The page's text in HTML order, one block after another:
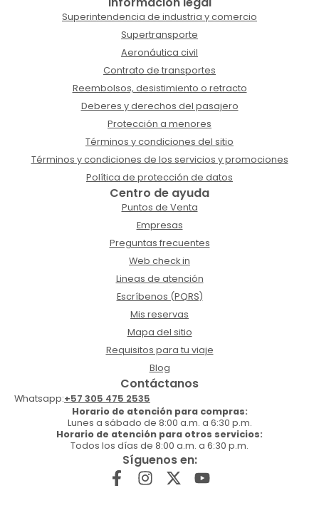
Superintendencia de industria y comercio
Supertransporte
Aeronáutica civil
Contrato de transportes
Reembolsos, desistimiento o retracto
Deberes y derechos del pasajero
Protección a menores
Términos y condiciones del sitio
Términos y condiciones de los servicios y promociones
Política de protección de datos
Centro de ayuda
Puntos de Venta
Empresas
Preguntas frecuentes
Web check in
Lineas de atención
Escríbenos (PQRS)
Mis reservas
Mapa del sitio
Requisitos para tu viaje
Blog
Contáctanos
Whatsapp:+57 305 475 2535
Horario de atención para compras:
Lunes a sábado de 8:00 a.m. a 6:30 p.m.
Horario de atención para otros servicios:
Todos los días de 8:00 a.m. a 6:30 p.m.
Síguenos en: